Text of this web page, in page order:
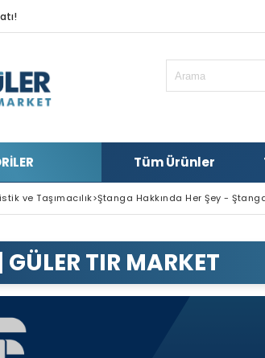
Tüm Ürünler
ve Taşımacılık>Ştanga Hakkında Her Şey -
HAKKINDA HER ŞEY -